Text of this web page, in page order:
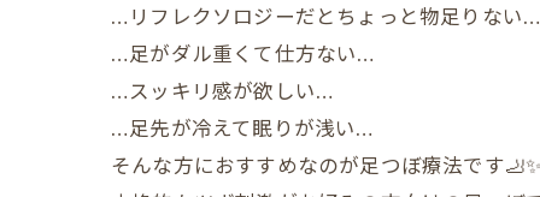
…リフレクソロジーだとちょっと物足りない
…足がダル重くて仕方ない…
…スッキリ感が欲しい…
…足先が冷えて眠りが浅い…
そんな方におすすめなのが足つぼ療法です